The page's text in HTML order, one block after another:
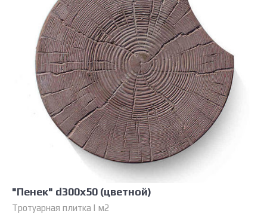
"Пенек" d300х50 (цветной)
Тротуарная плитка | м2